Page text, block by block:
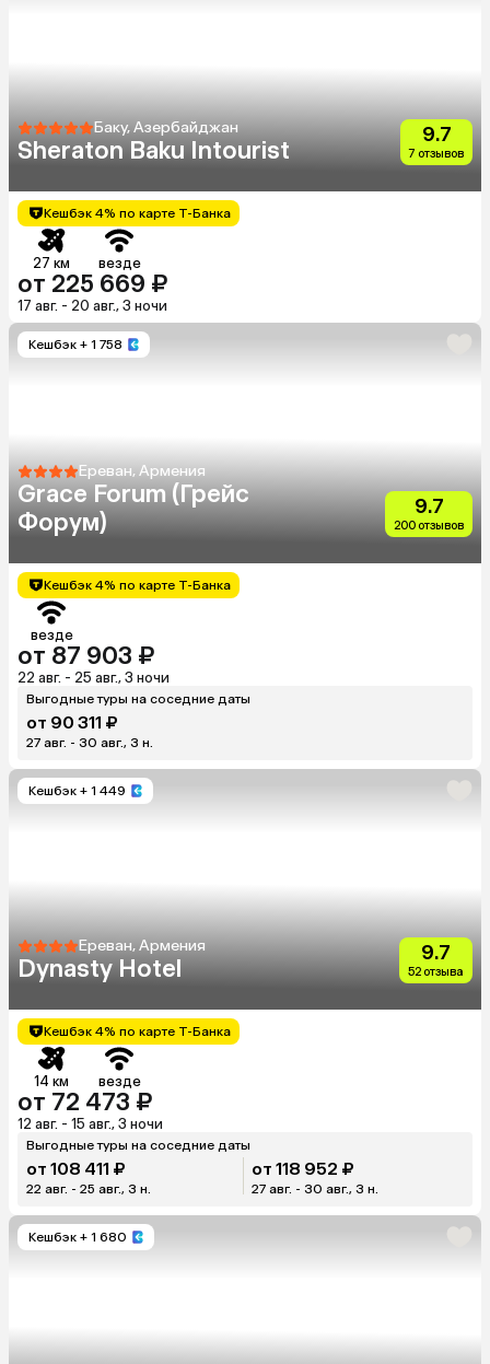
Баку, Азербайджан
Sheraton Baku Intourist
9.7
7 отзывов
Кешбэк 4% по карте Т-Банка
27 км везде
от 225 669 ₽
17 авг. - 20 авг., 3 ночи
Кешбэк + 1 758
Ереван, Армения
Grace Forum (Грейс
Форум)
9.7
200 отзывов
Кешбэк 4% по карте Т-Банка
везде
от 87 903 ₽
22 авг. - 25 авг., 3 ночи
Выгодные туры на соседние даты
от 90 311 ₽
27 авг. - 30 авг., 3 н.
Кешбэк + 1 449
Ереван, Армения
Dynasty Hotel
9.7
52 отзыва
Кешбэк 4% по карте Т-Банка
14 км везде
от 72 473 ₽
12 авг. - 15 авг., 3 ночи
Выгодные туры на соседние даты
от 108 411 ₽
22 авг. - 25 авг., 3 н.
от 118 952 ₽
27 авг. - 30 авг., 3 н.
Кешбэк + 1 680